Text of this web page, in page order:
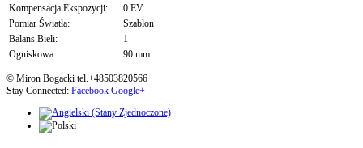
Kompensacja Ekspozycji:
0 EV
Pomiar Światła:
Szablon
Balans Bieli:
1
Ogniskowa:
90 mm
© Miron Bogacki tel.+48503820566
Stay Connected: Facebook Google+